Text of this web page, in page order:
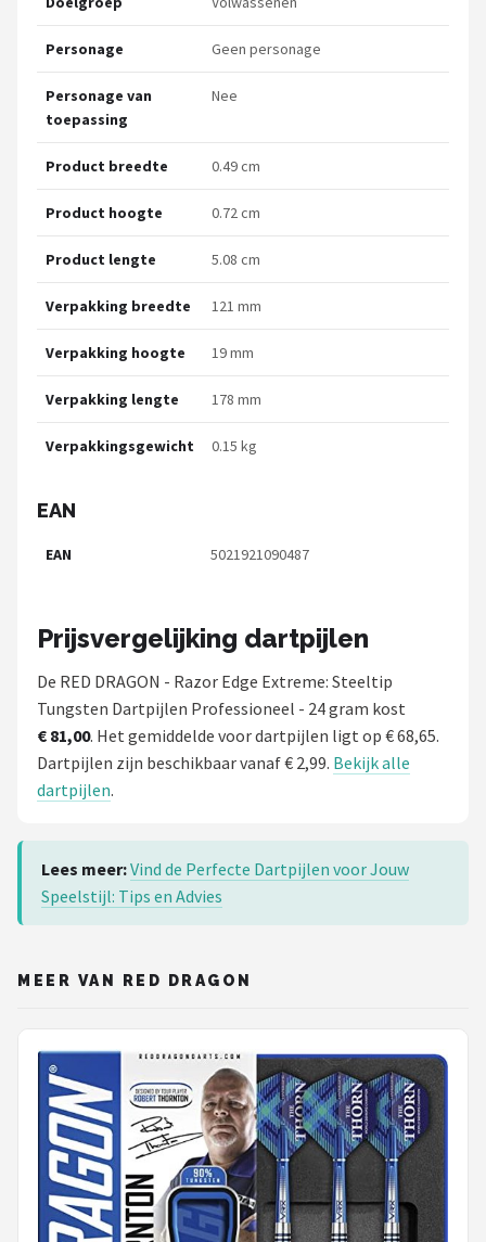
Personage Geen personage
Personage van
toepassing
Nee
Product breedte 0.49 cm
Product hoogte 0.72 cm
Product lengte 5.08 cm
Verpakking breedte 121 mm
Verpakking hoogte 19 mm
Verpakking lengte 178 mm
Verpakkingsgewicht 0.15 kg
EAN
EAN 5021921090487
Prijsvergelijking dartpijlen
De RED DRAGON - Razor Edge Extreme: Steeltip
Tungsten Dartpijlen Professioneel - 24 gram kost
€ 81,00. Het gemiddelde voor dartpijlen ligt op € 68,65.
Dartpijlen zijn beschikbaar vanaf € 2,99. Bekijk alle
dartpijlen.
Lees meer:Vind de Perfecte Dartpijlen voor Jouw
Speelstijl: Tips en Advies
MEER VAN RED DRAGON